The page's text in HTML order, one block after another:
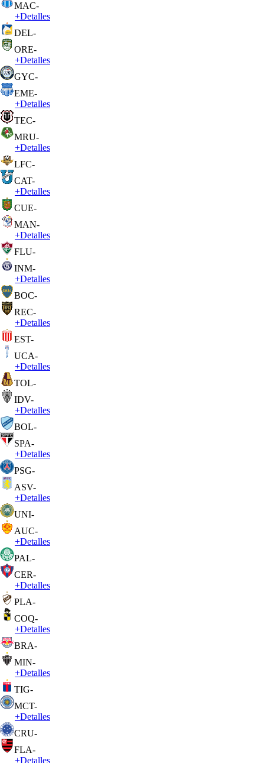
MAC-
+Detalles
DEL-
ORE-
+Detalles
GYC-
EME-
+Detalles
TEC-
MRU-
+Detalles
LFC-
CAT-
+Detalles
CUE-
MAN-
+Detalles
FLU-
INM-
+Detalles
BOC-
REC-
+Detalles
EST-
UCA-
+Detalles
TOL-
IDV-
+Detalles
BOL-
SPA-
+Detalles
PSG-
ASV-
+Detalles
UNI-
AUC-
+Detalles
PAL-
CER-
+Detalles
PLA-
COQ-
+Detalles
BRA-
MIN-
+Detalles
TIG-
MCT-
+Detalles
CRU-
FLA-
+Detalles